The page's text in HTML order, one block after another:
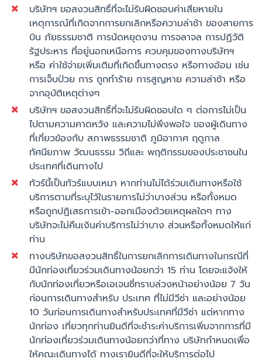
บริษัทฯ ขอสงวนสิทธิ์ที่จะไม่รับผิดชอบค่าเสียหายใน
เหตุการณ์ที่เกิดจากการยกเลิกหรือความล่าช้า ของสายการ
บิน ภัยธรรมชาติ การนัดหยุดงาน การจลาจล การปฏิวัติ
รัฐประหาร ที่อยู่นอกเหนือการ ควบคุมของทางบริษัทฯ
หรือ ค่าใช้จ่ายเพิ่มเติมที่เกิดขึ้นทางตรง หรือทางอ้อม เช่น
การเจ็บป่วย การ ถูกทำร้าย การสูญหาย ความล่าช้า หรือ
จากอุบัติเหตุต่างๆ
บริษัทฯ ขอสงวนสิทธิ์ที่จะไม่รับผิดชอบใด ๆ ต่อการไม่เป็น
ไปตามความคาดหวัง และความไม่พึงพอใจ ของผู้เดินทาง
ที่เกี่ยวข้องกับ สภาพธรรมชาติ ภูมิอากาศ ฤดูกาล
ทัศนียภาพ วัฒนธรรม วิถีและ พฤติกรรมของประชาชนใน
ประเทศที่เดินทางไป
ทัวร์นี้เป็นทัวร์แบบเหมา หากท่านไม่ได้ร่วมเดินทางหรือใช้
บริการตามที่ระบุไว้ในรายการไม่ว่าบางส่วน หรือทั้งหมด
หรือถูกปฏิเสธการเข้า-ออกเมืองด้วยเหตุผลใดๆ ทาง
บริษัทจะไม่คืนเงินค่าบริการไม่ว่าบาง ส่วนหรือทั้งหมดให้แก่
ท่าน
ทางบริษัทขอสงวนสิทธิ์ในการยกเลิกการเดินทางในกรณีที่
มีนักท่องเที่ยวร่วมเดินทางน้อยกว่า 15 ท่าน โดยจะแจ้งให้
กับนักท่องเที่ยวหรือเอเจนซี่ทราบล่วงหน้าอย่างน้อย 7 วัน
ก่อนการเดินทางสำหรับ ประเทศ ที่ไม่มีวีซ่า และอย่างน้อย
10 วันก่อนการเดินทางสำหรับประเทศที่มีวีซ่า แต่หากทาง
นักท่อง เที่ยวทุกท่านยินดีที่จะชำระค่าบริการเพิ่มจากการที่มี
นักท่องเที่ยวร่วมเดินทางน้อยกว่าที่ทาง บริษัทกำหนดเพื่อ
ให้คณะเดินทางได้ ทางเรายินดีที่จะให้บริการต่อไป